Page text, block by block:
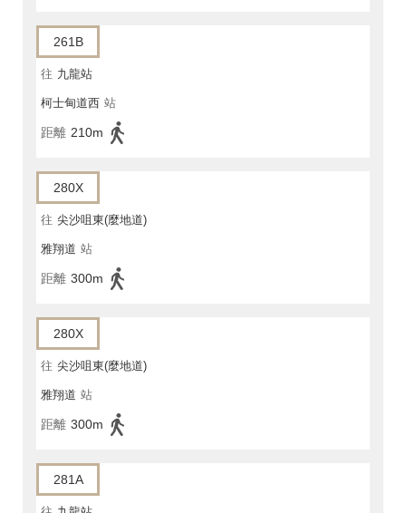
261B
往 九龍站
柯士甸道西 站
距離 210m
280X
往 尖沙咀東(麼地道)
雅翔道 站
距離 300m
280X
往 尖沙咀東(麼地道)
雅翔道 站
距離 300m
281A